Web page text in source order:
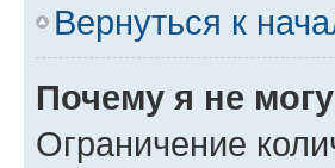
Вернуться к
Почему я не
Ограничение